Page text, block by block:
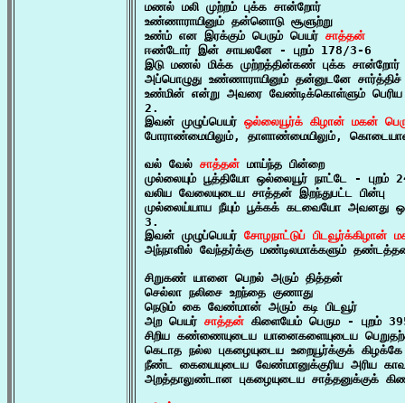
மணல் மலி முற்றம் புக்க சான்றோர்
உண்ணாராயினும் தன்னொடு சூளுற்று
உண்ம் என இரக்கும் பெரும் பெயர் சாத்தன்
ஈண்டோர் இன் சாயலனே - புறம் 178/3-6
இடு மணல் மிக்க முற்றத்தின்கண் புக்க சான்றோர்
அப்பொழுது உண்ணாராயினும் தன்னுடனே சார்த்திச்
உண்மின் என்று அவரை வேண்டிக்கொள்ளும் பெரிய
2.
இவன் முழுப்பெயர் ஒல்லையூர்க் கிழான் மகன்
போராண்மையிலும், தாளாண்மையிலும்,
வல் வேல் சாத்தன் மாய்ந்த பின்றை
முல்லையும் பூத்தியோ ஒல்லையூர் நாட்டே - புறம்
வலிய வேலையுடைய சாத்தன் இறந்துபட்ட பின்பு
முல்லைய்யாய நீயும் பூக்கக் கடவையோ அவனது
3.
இவன் முழுப்பெயர் சோழநாட்டுப் பிடவூர்க்கிழான்
அந்நாளில் வேந்தர்க்கு மண்டிலமாக்களும்
சிறுகண் யானை பெறல் அரும் தித்தன்
செல்லா நலிசை உறந்தை குணாது
நெடும் கை வேண்மான் அரும் கடி பிடவூர்
அற பெயர் சாத்தன் கிளையேம் பெரும - புறம்
சிறிய கண்ணையுடைய யானைகளையுடைய
கெடாத நல்ல புகழையுடைய உறையூர்க்குக் கிழக்கே
நீண்ட கையையுடைய வேண்மானுக்குரிய அரிய
அறத்தாலுண்டான புகழையுடைய சாத்தனுக்குக்